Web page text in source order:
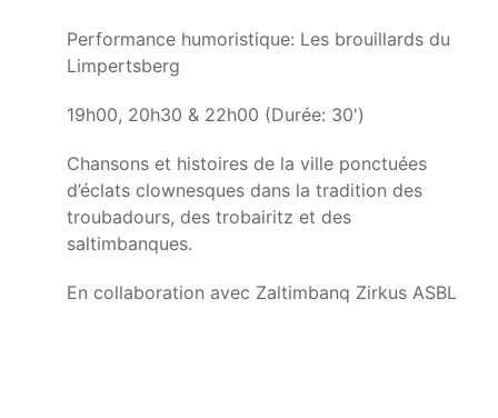
Performance humoristique: Les brouillards du
Limpertsberg
19h00, 20h30 & 22h00 (Durée: 30')
Chansons et histoires de la ville ponctuées
d’éclats clownesques dans la tradition des
troubadours, des trobairitz et des
saltimbanques.
En collaboration avec Zaltimbanq Zirkus ASBL